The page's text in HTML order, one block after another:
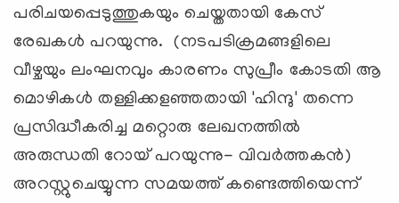
പരിചയപ്പെടുത്തുകയും ചെയ്തതായി കേസ്‌
രേഖകള്‍ പറയുന്നു. (നടപടിക്രമങ്ങളിലെ
വീഴ്ചയും ലംഘനവും കാരണം സുപ്രീം കോടതി ആ
മൊഴികള്‍ തള്ളിക്കളഞ്ഞതായി 'ഹിന്ദു' തന്നെ
പ്രസിദ്ധീകരിച്ച മറ്റൊരു ലേഖനത്തില്‍
അരുന്ധതി റോയ്‌ പറയുന്നു- വിവര്‍ത്തകന്‍)
അറസ്റ്റുചെയ്യുന്ന സമയത്ത് കണ്ടെത്തിയെന്ന്